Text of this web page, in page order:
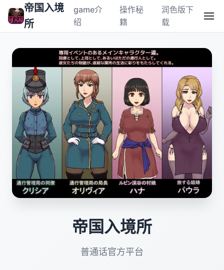
帝国入境
所
game介
绍
操作秘
籍
润色版下
载
帝国入境所
普通话官方平台